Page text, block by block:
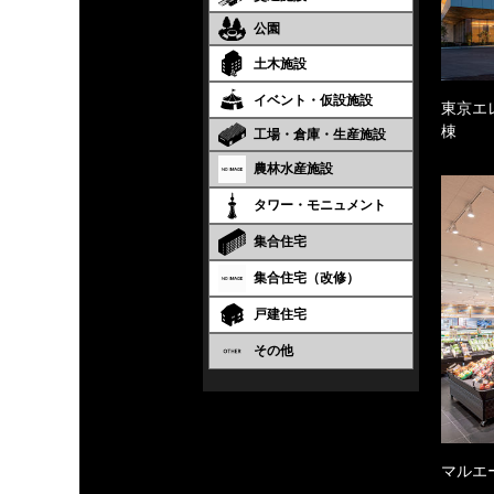
公園
土木施設
イベント・仮設施設
工場・倉庫・生産施設
農林水産施設
タワー・モニュメント
集合住宅
集合住宅（改修）
戸建住宅
その他
東京エ
棟
マルエ